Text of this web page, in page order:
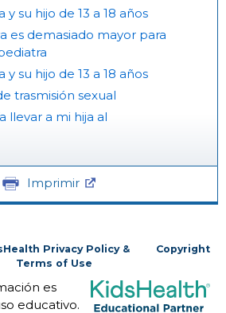
su hijo de 13 a 18 años
es demasiado mayor para
y su hijo de 13 a 18 años
trasmisión sexual
llevar a mi hija al
Imprimir
Privacy Policy &
Terms of Use
Copyright
es
educativo.